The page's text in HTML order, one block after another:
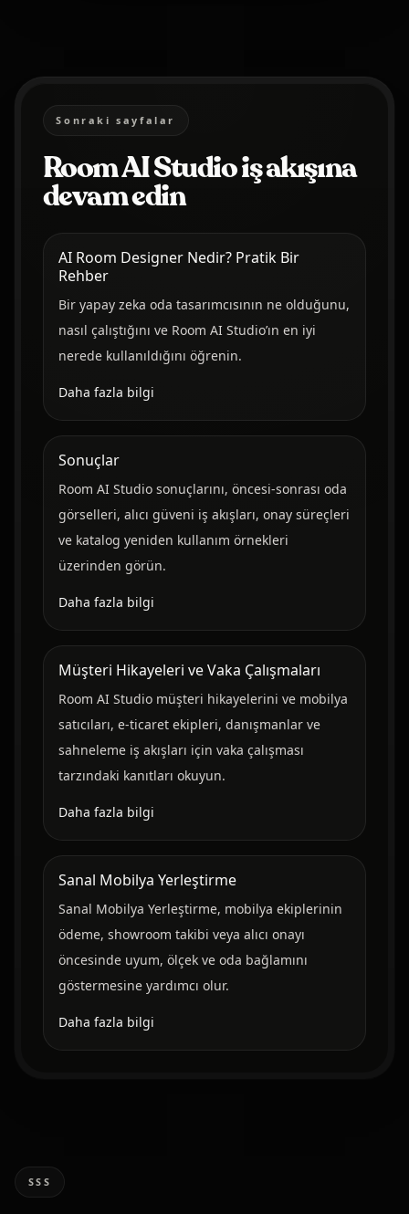
Sonraki sayfalar
Room AI Studio iş akışına
devam edin
AI Room Designer Nedir? Pratik Bir
Rehber
Bir yapay zeka oda tasarımcısının ne olduğunu,
nasıl çalıştığını ve Room AI Studio’ın en iyi
nerede kullanıldığını öğrenin.
Daha fazla bilgi
Sonuçlar
Room AI Studio sonuçlarını, öncesi-sonrası oda
görselleri, alıcı güveni iş akışları, onay süreçleri
ve katalog yeniden kullanım örnekleri
üzerinden görün.
Daha fazla bilgi
Müşteri Hikayeleri ve Vaka Çalışmaları
Room AI Studio müşteri hikayelerini ve mobilya
satıcıları, e-ticaret ekipleri, danışmanlar ve
sahneleme iş akışları için vaka çalışması
tarzındaki kanıtları okuyun.
Daha fazla bilgi
Sanal Mobilya Yerleştirme
Sanal Mobilya Yerleştirme, mobilya ekiplerinin
ödeme, showroom takibi veya alıcı onayı
öncesinde uyum, ölçek ve oda bağlamını
göstermesine yardımcı olur.
Daha fazla bilgi
SSS